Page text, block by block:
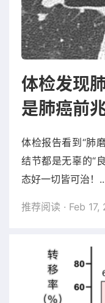
体检发现
是肺癌前
体检报告看到“肺
结节都是无辜的“
态好一切皆可治！
推荐阅读 · Feb